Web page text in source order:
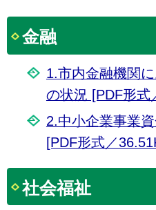
金融
1.市内金融機関
の状況 [PDF形式
2.中小企業事業
[PDF形式／
社会福祉